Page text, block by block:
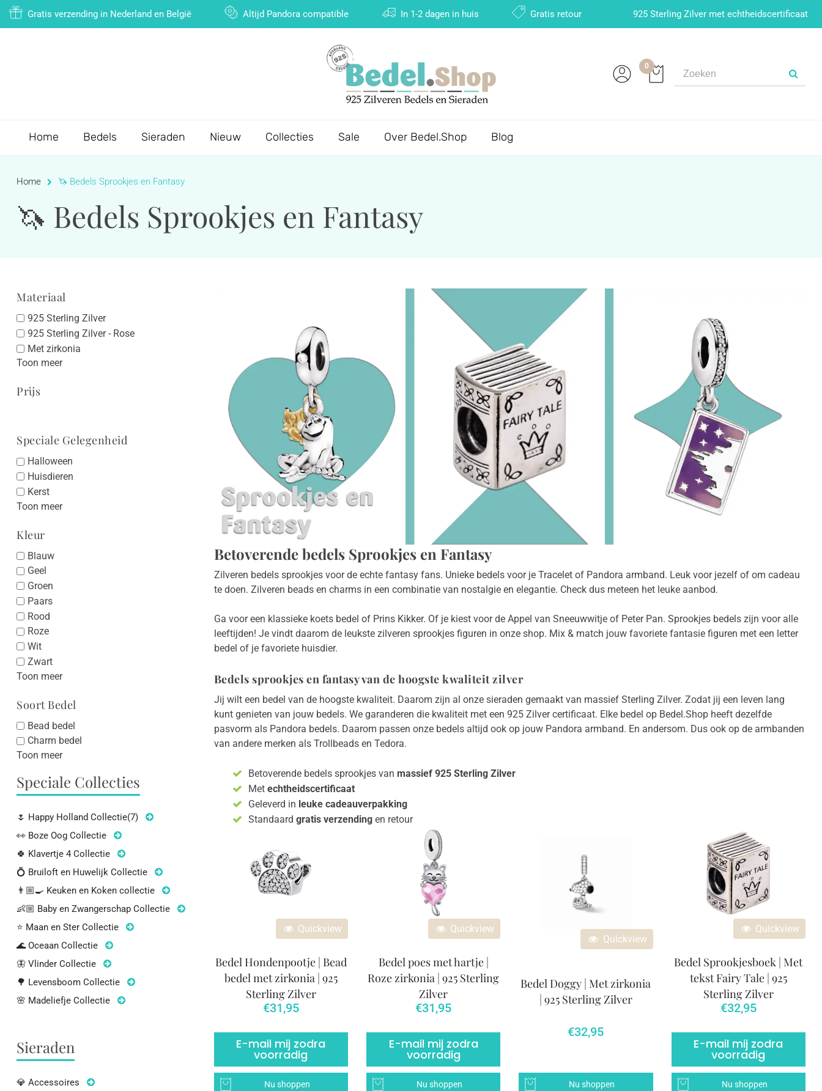
Gratis verzending in Nederland en België Altijd Pandora compatible In 1-2 dagen in huis Gratis retour 925 Sterling Zilver met echtheidscertificaat
0
Home Bedels Sieraden Nieuw Collecties Sale Over Bedel.Shop Blog
Home 🦄 Bedels Sprookjes en Fantasy
🦄 Bedels Sprookjes en Fantasy
Materiaal
925 Sterling Zilver
925 Sterling Zilver - Rose
Met zirkonia
Toon meer
Prijs
Speciale Gelegenheid
Halloween
Huisdieren
Kerst
Toon meer
Kleur
Blauw
Geel
Groen
Paars
Rood
Roze
Wit
Zwart
Toon meer
Soort Bedel
Bead bedel
Charm bedel
Toon meer
Speciale Collecties
🌷 Happy Holland Collectie(7)
👀 Boze Oog Collectie
🍀 Klavertje 4 Collectie
💍 Bruiloft en Huwelijk Collectie
👨🏼‍🍳 Keuken en Koken collectie
👶🏼 Baby en Zwangerschap Collectie
⭐ Maan en Ster Collectie
🌊 Oceaan Collectie
🦋 Vlinder Collectie
🌳 Levensboom Collectie
🌸 Madeliefje Collectie
Sieraden
💎 Accessoires
Betoverende bedels Sprookjes en Fantasy
Zilveren bedels sprookjes voor de echte fantasy fans. Unieke bedels voor je Tracelet of Pandora armband. Leuk voor jezelf of om cadeau
te doen. Zilveren beads en charms in een combinatie van nostalgie en elegantie. Check dus meteen het leuke aanbod.
Ga voor een klassieke koets bedel of Prins Kikker. Of je kiest voor de Appel van Sneeuwwitje of Peter Pan. Sprookjes bedels zijn voor alle
leeftijden! Je vindt daarom de leukste zilveren sprookjes figuren in onze shop. Mix & match jouw favoriete fantasie figuren met een letter
bedel of je favoriete huisdier.
Bedels sprookjes en fantasy van de hoogste kwaliteit zilver
Jij wilt een bedel van de hoogste kwaliteit. Daarom zijn al onze sieraden gemaakt van massief Sterling Zilver. Zodat jij een leven lang
kunt genieten van jouw bedels. We garanderen die kwaliteit met een 925 Zilver certificaat. Elke bedel op Bedel.Shop heeft dezelfde
pasvorm als Pandora bedels. Daarom passen onze bedels altijd ook op jouw Pandora armband. En andersom. Dus ook op de armbanden
van andere merken als Trollbeads en Tedora.
Betoverende bedels sprookjes van massief 925 Sterling Zilver
Met echtheidscertificaat
Geleverd in leuke cadeauverpakking
Standaard gratis verzending en retour
Quickview
Bedel Hondenpootje | Bead
bedel met zirkonia | 925
Sterling Zilver
€31,95
E-mail mij zodra
voorradig
Nu shoppen
Quickview
Bedel poes met hartje |
Roze zirkonia | 925 Sterling
Zilver
€31,95
E-mail mij zodra
voorradig
Nu shoppen
Quickview
Bedel Doggy | Met zirkonia
| 925 Sterling Zilver
€32,95
Nu shoppen
Quickview
Bedel Sprookjesboek | Met
tekst Fairy Tale | 925
Sterling Zilver
€32,95
E-mail mij zodra
voorradig
Nu shoppen